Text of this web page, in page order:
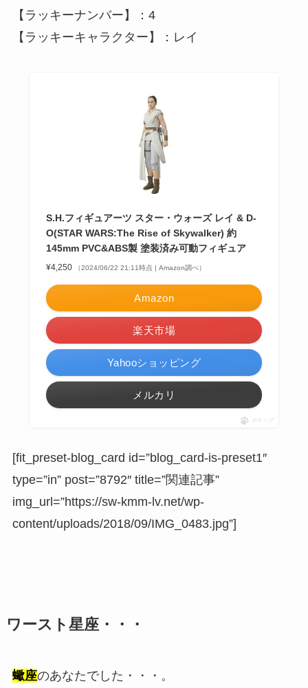
【ラッキーナンバー】：4
【ラッキーキャラクター】：レイ
S.H.フィギュアーツ スター・ウォーズ レイ & D-
O(STAR WARS:The Rise of Skywalker) 約
145mm PVC&ABS製 塗装済み可動フィギュア
¥4,250 （2024/06/22 21:11時点 | Amazon調べ）
Amazon
楽天市場
Yahooショッピング
メルカリ
ポチップ
[fit_preset-blog_card id=”blog_card-is-preset1″
type=”in” post=”8792″ title=”関連記事”
img_url=”https://sw-kmm-lv.net/wp-
content/uploads/2018/09/IMG_0483.jpg”]
ワースト星座・・・
蠍座のあなたでした・・・。